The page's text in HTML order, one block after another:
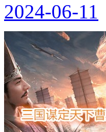
2024-06-11